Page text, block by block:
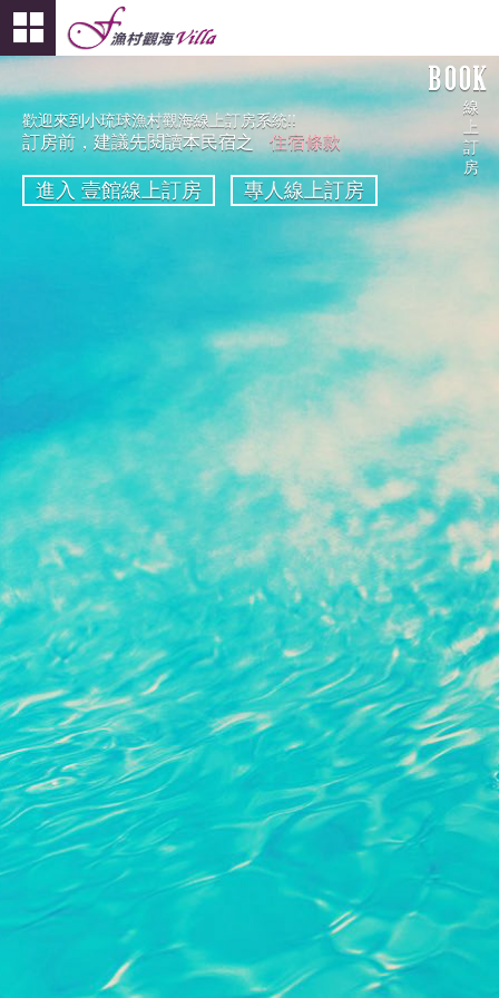
BOOK
線
上
訂
房
歡迎來到小琉球漁村觀海線上訂房系統!!
訂房前，建議先閱讀本民宿之 住宿條款
進入 壹館線上訂房 專人線上訂房